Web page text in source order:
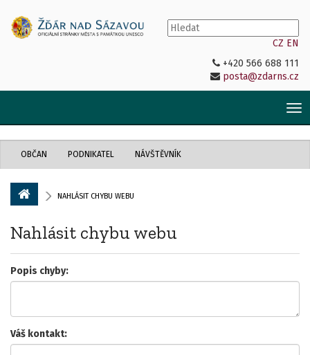
CZ EN
+420 566 688 111
posta@zdarns.cz
OBČAN PODNIKATEL NÁVŠTĚVNÍK
NAHLÁSIT CHYBU WEBU
Nahlásit chybu webu
Popis chyby:
Váš kontakt: